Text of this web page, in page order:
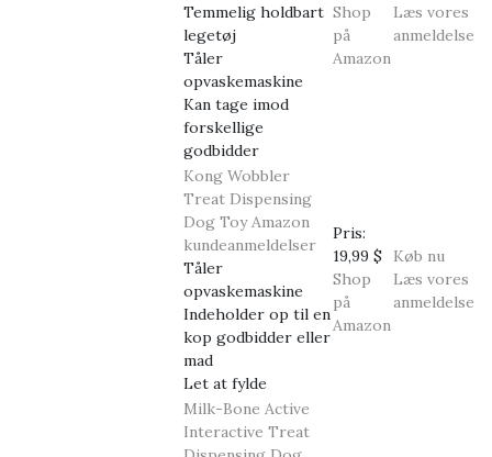
Temmelig holdbart
legetøj
Tåler
opvaskemaskine
Kan tage imod
forskellige
godbidder
Shop
på
Amazon
Læs vores
anmeldelse
Kong Wobbler
Treat Dispensing
Dog Toy Amazon
kundeanmeldelser
Tåler
opvaskemaskine
Indeholder op til en
kop godbidder eller
mad
Let at fylde
Pris:
19,99 $
Shop
på
Amazon
Køb nu
Læs vores
anmeldelse
Milk-Bone Active
Interactive Treat